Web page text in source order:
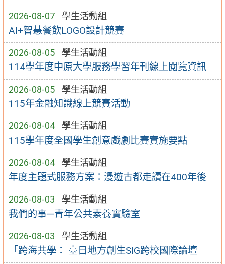
2026-08-07 學生活動組
AI+智慧餐飲LOGO設計競賽
2026-08-05 學生活動組
114學年度中原大學服務學習年刊線上閱覽資訊
2026-08-05 學生活動組
115年金融知識線上競賽活動
2026-08-04 學生活動組
115學年度全國學生創意戲劇比賽實施要點
2026-08-04 學生活動組
年度主題式服務方案：漫遊古都走讀在400年後
2026-08-03 學生活動組
我們的事—青年公共素養實驗室
2026-08-03 學生活動組
「跨海共學： 臺日地方創生SIG跨校國際論壇